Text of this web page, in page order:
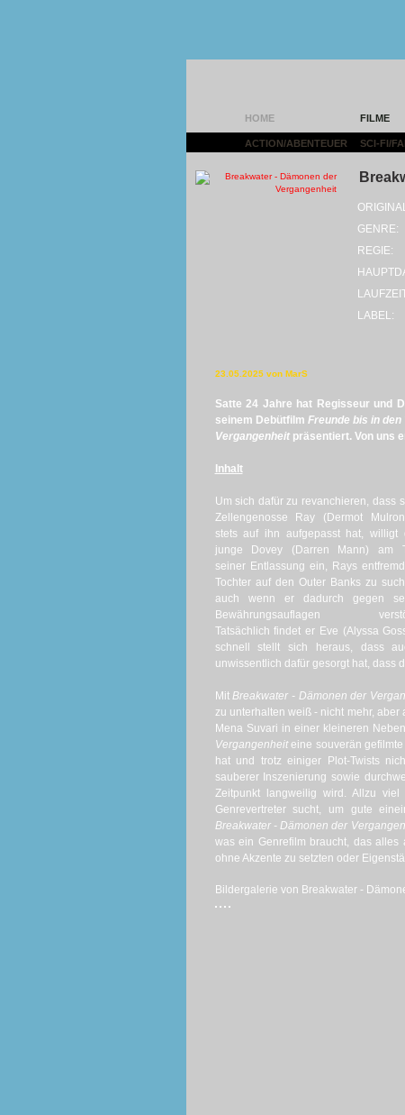
HOME FILME
ACTION/ABENTEUER SCI-FI/
GENRE:
REGIE:
LABEL:
23.05.2025 von MarS
Satte 24 Jahre hat Regisseur und
seinem Debütfilm Freunde bis in den
Vergangenheitpräsentiert. Von uns
Inhalt
Um sich dafür zu revanchieren, dass
Zellengenosse Ray (Dermot
stets auf ihn aufgepasst hat, willigt
junge Dovey (Darren Mann) am
seiner Entlassung ein, Rays
Tochter auf den Outer Banks zu
auch wenn er dadurch gegen
Bewährungsauflagen
Tatsächlich findet er Eve (Alyssa
schnell stellt sich heraus, dass
unwissentlich dafür gesorgt hat, dass
MitBreakwater - Dämonen der
zu unterhalten weiß - nicht mehr,
Mena Suvari in einer kleineren
Vergangenheiteine souverän gefilmte
hat und trotz einiger Plot-Twists
sauberer Inszenierung sowie
Zeitpunkt langweilig wird. Allzu
Genrevertreter sucht, um gute
Breakwater - Dämonen der
was ein Genrefilm braucht, das
ohne Akzente zu setzten oder
Bildergalerie von Breakwater -